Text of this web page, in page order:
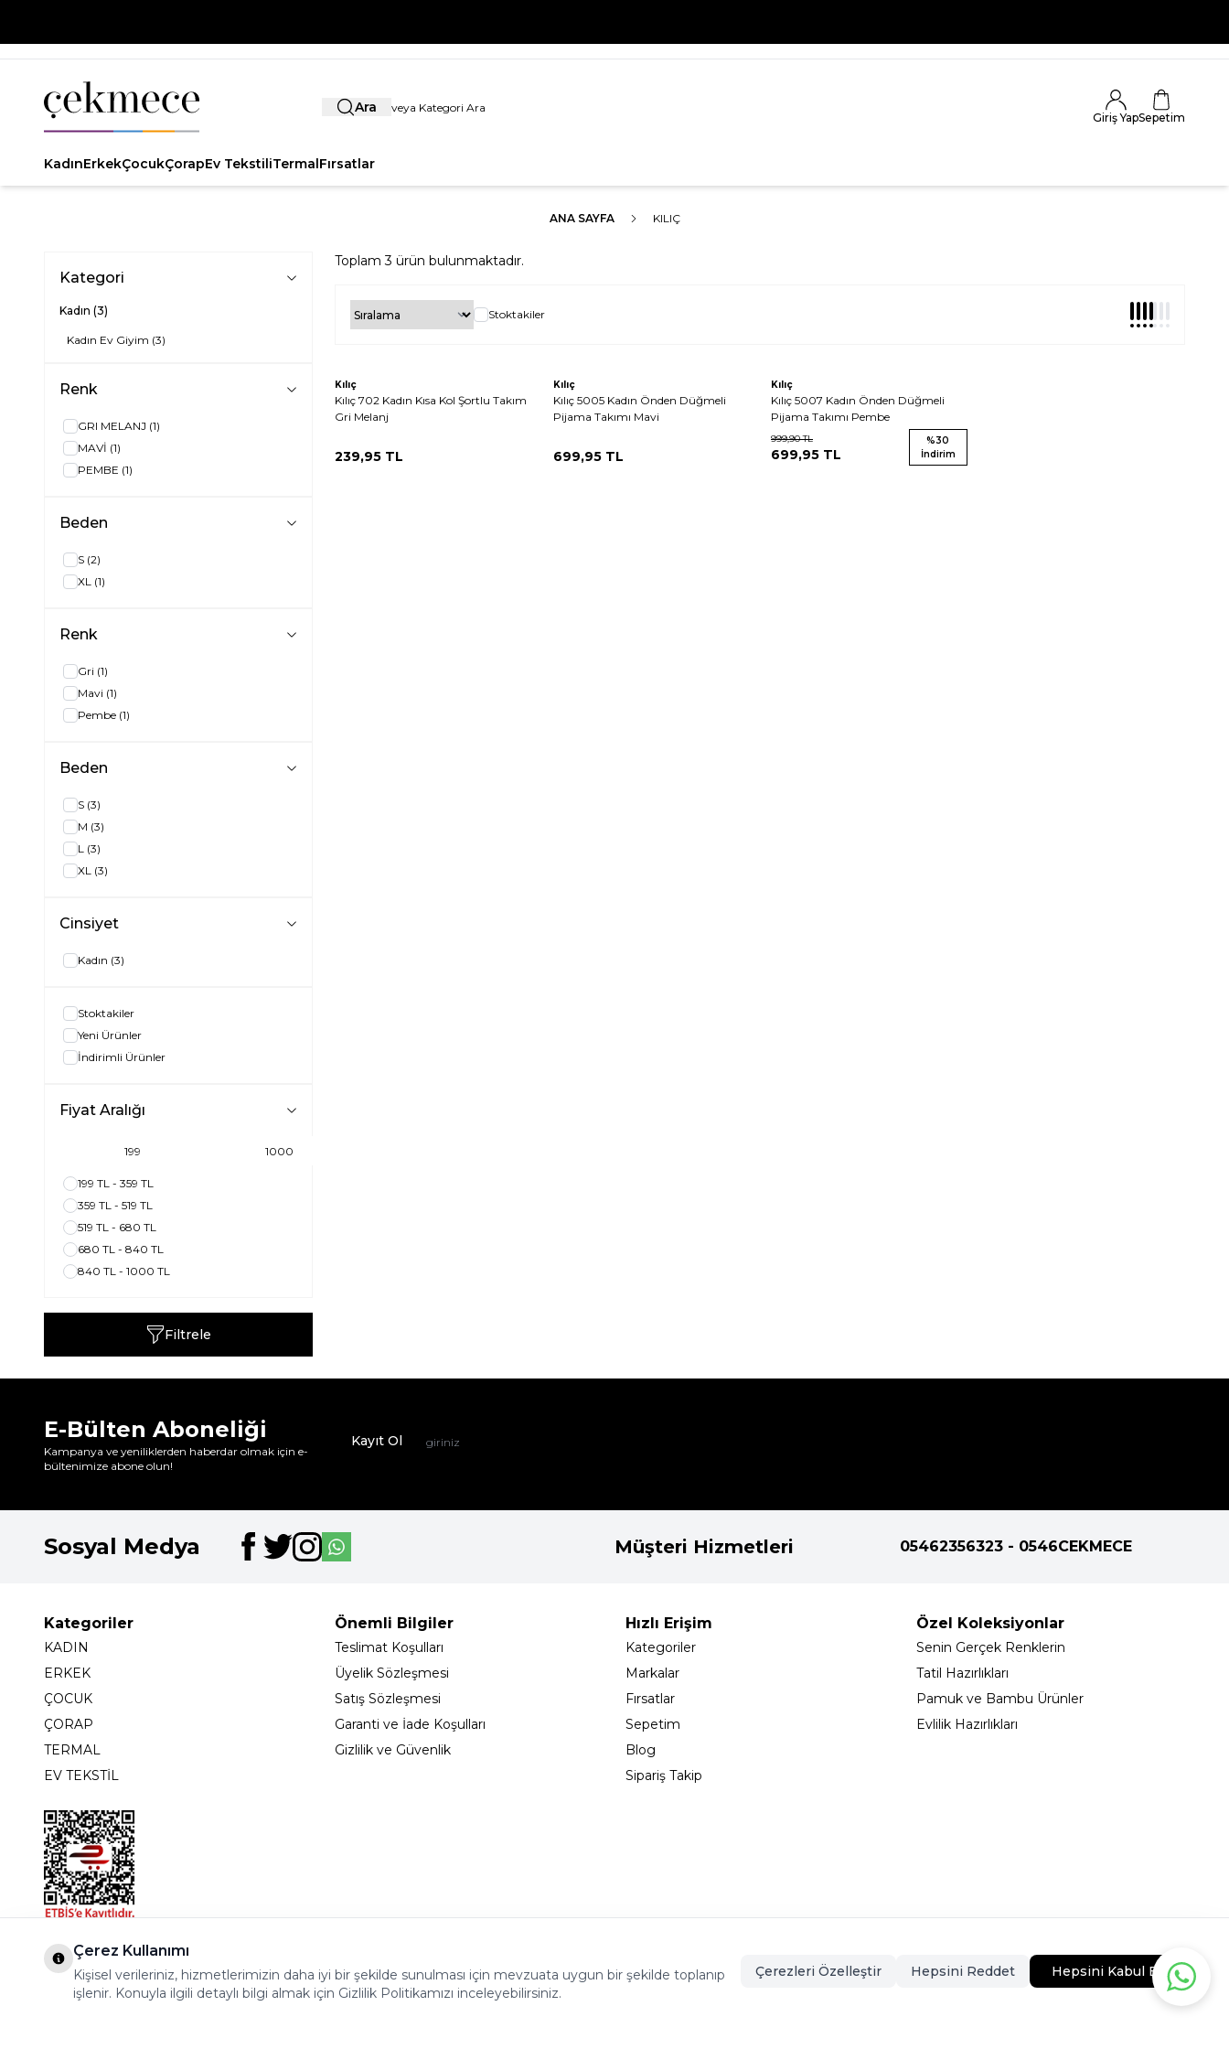
Ara
Giriş YapSepetim
KadınErkekÇocukÇorapEv TekstiliTermalFırsatlar
ANA SAYFA KILIÇ
Kategori
Kadın (3)
Kadın Ev Giyim (3)
Renk
GRI MELANJ (1)
MAVİ (1)
PEMBE (1)
Beden
S (2)
XL (1)
Renk
Gri (1)
Mavi (1)
Pembe (1)
Beden
S (3)
M (3)
L (3)
XL (3)
Cinsiyet
Kadın (3)
Stoktakiler
Yeni Ürünler
İndirimli Ürünler
Fiyat Aralığı
199 TL - 359 TL
359 TL - 519 TL
519 TL - 680 TL
680 TL - 840 TL
840 TL - 1000 TL
Filtrele
Toplam3 ürün bulunmaktadır.
Stoktakiler
Kılıç
Kılıç 702 Kadın Kısa Kol Şortlu Takım
Gri Melanj
239,95 TL
Kılıç
Kılıç 5005 Kadın Önden Düğmeli
Pijama Takımı Mavi
699,95TL
Kılıç
Kılıç 5007 Kadın Önden Düğmeli
Pijama Takımı Pembe
999,90TL
699,95 TL
%30
İndirim
E-Bülten Aboneliği
Kampanya ve yeniliklerden haberdar olmak için e-
bültenimize abone olun!
Kayıt Ol
Sosyal Medya Müşteri Hizmetleri 05462356323 - 0546CEKMECE
Kategoriler
KADIN
ERKEK
ÇOCUK
ÇORAP
TERMAL
EV TEKSTİL
Önemli Bilgiler
Teslimat Koşulları
Üyelik Sözleşmesi
Satış Sözleşmesi
Garanti ve İade Koşulları
Gizlilik ve Güvenlik
Hızlı Erişim
Kategoriler
Markalar
Fırsatlar
Sepetim
Blog
Sipariş Takip
Özel Koleksiyonlar
Senin Gerçek Renklerin
Tatil Hazırlıkları
Pamuk ve Bambu Ürünler
Evlilik Hazırlıkları
Çerez Kullanımı
Kişisel verileriniz, hizmetlerimizin daha iyi bir şekilde sunulması için mevzuata uygun bir şekilde toplanıp
işlenir. Konuyla ilgili detaylı bilgi almak için Gizlilik Politikamızı inceleyebilirsiniz.
Çerezleri Özelleştir Hepsini Reddet Hepsini Kabul Et